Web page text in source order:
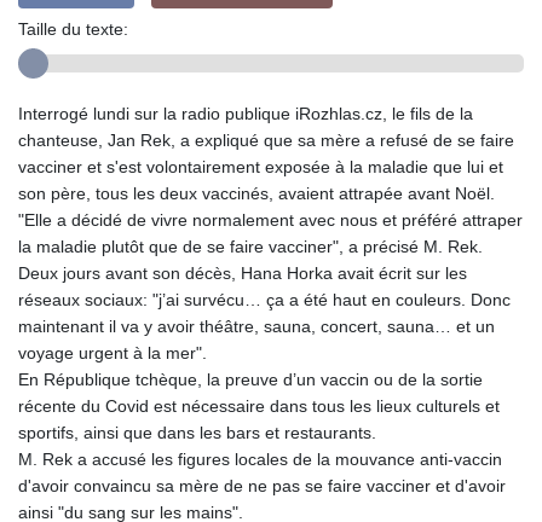
Taille du texte:
Interrogé lundi sur la radio publique iRozhlas.cz, le fils de la
chanteuse, Jan Rek, a expliqué que sa mère a refusé de se faire
vacciner et s'est volontairement exposée à la maladie que lui et
son père, tous les deux vaccinés, avaient attrapée avant Noël.
"Elle a décidé de vivre normalement avec nous et préféré attraper
la maladie plutôt que de se faire vacciner", a précisé M. Rek.
Deux jours avant son décès, Hana Horka avait écrit sur les
réseaux sociaux: "j’ai survécu… ça a été haut en couleurs. Donc
maintenant il va y avoir théâtre, sauna, concert, sauna… et un
voyage urgent à la mer".
En République tchèque, la preuve d’un vaccin ou de la sortie
récente du Covid est nécessaire dans tous les lieux culturels et
sportifs, ainsi que dans les bars et restaurants.
M. Rek a accusé les figures locales de la mouvance anti-vaccin
d'avoir convaincu sa mère de ne pas se faire vacciner et d'avoir
ainsi "du sang sur les mains".